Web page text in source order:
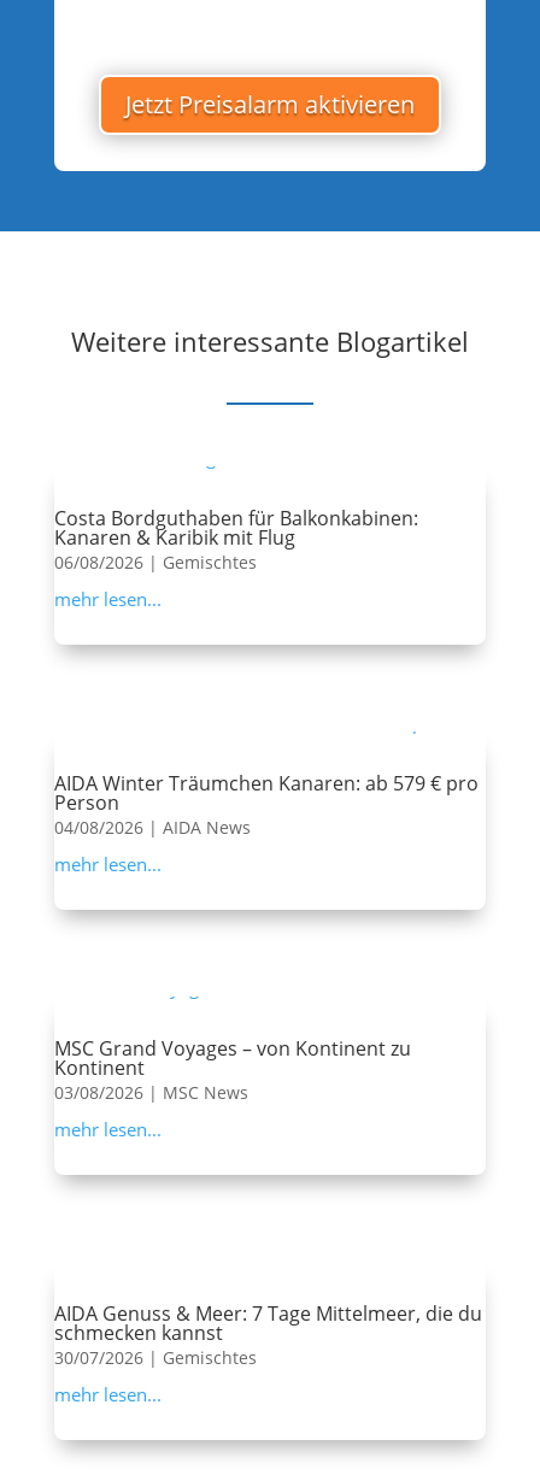
Jetzt Preisalarm aktivieren
Weitere interessante Blogartikel
Costa Bordguthaben für Balkonkabinen:
Kanaren & Karibik mit Flug
06/08/2026| Gemischtes
mehr lesen...
AIDA Winter Träumchen Kanaren: ab 579 € pro
Person
04/08/2026| AIDA News
mehr lesen...
MSC Grand Voyages – von Kontinent zu
Kontinent
03/08/2026| MSC News
mehr lesen...
AIDA Genuss & Meer: 7 Tage Mittelmeer, die du
schmecken kannst
30/07/2026| Gemischtes
mehr lesen...